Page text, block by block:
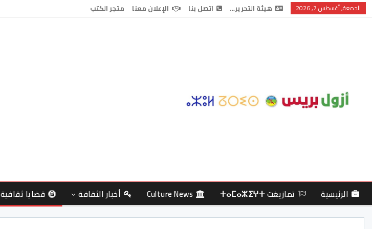
الجمعة, أغسطس 7, 2026 هيئة التحرير… اتصل بنا الإعلان معنا متجر الكتب
الرئيسية تمازيغت ⵜⴰⵎⴰⵣⵉⵖⵜ Culture News أخبار الثقافة قضايا ثقافية